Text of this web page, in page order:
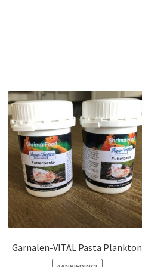
Garnalen-VITAL Pasta Plankton